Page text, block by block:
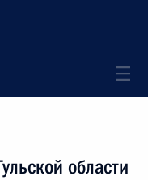
области